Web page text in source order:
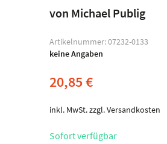
von Michael Publig
Artikelnummer:07232-0133
keine Angaben
20,85€
inkl. MwSt.zzgl.Versandkosten
Sofort verfügbar